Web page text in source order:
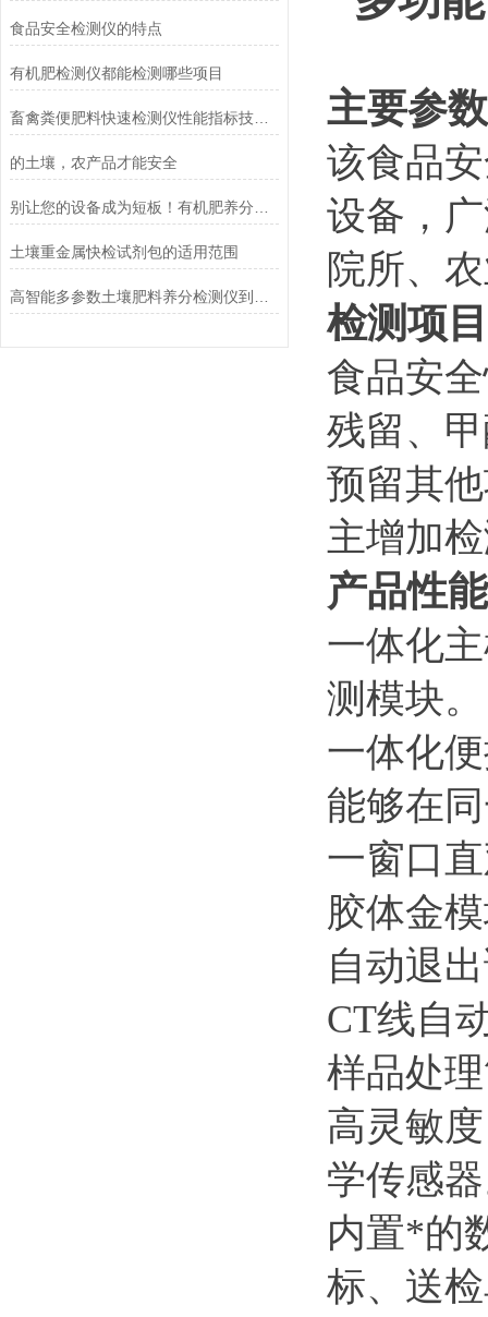
食品安全检测仪的特点
有机肥检测仪都能检测哪些项目
畜禽粪便肥料快速检测仪性能指标技术参数
的土壤，农产品才能安全
土壤重金属快检试剂包的适用范围
主要参
该食品
设备，
院所、
检测项
食品安
残留、
预留其
主增加
产品性
一体化
测模块。
一体化
能够在
一窗口
胶体金
自动退
CT线自
样品处
高灵敏
学传感
内置*的
标、送